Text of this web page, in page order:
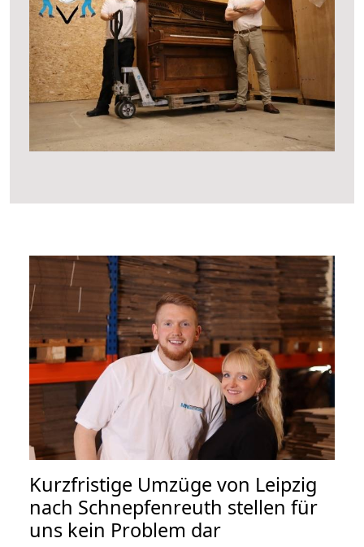
Kurzfristige Umzüge von Leipzig
nach Schnepfenreuth stellen für
uns kein Problem dar